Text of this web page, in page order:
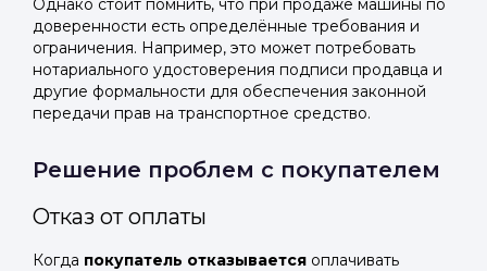
Телефон
Отправить код
ВКонтакте
или подайте через форму на сайте
ВКонтакте
или подайте через форму на сайте
Однако стоит помнить, что при продаже машины по
доверенности есть определённые требования и
ограничения. Например, это может потребовать
нотариального удостоверения подписи продавца и
другие формальности для обеспечения законной
передачи прав на транспортное средство.
Решение проблем с покупателем
Отказ от оплаты
Когда покупатель отказывается оплачивать